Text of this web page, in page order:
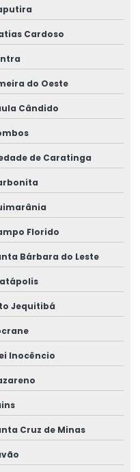
Cardoso
do Oeste
Cândido
de Caratinga
Florido
Bárbara do Leste
Jequitibá
Inocêncio
Cruz de Minas